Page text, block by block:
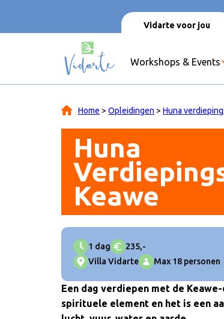
Vidarte voor jou
Workshops & Events
Home > Opleidingen > Huna
Huna
Keawe
1 dag
235,-
Villa Vidarte
Max 18 personen
Een dag verdiepen met de
spirituele element en het is een